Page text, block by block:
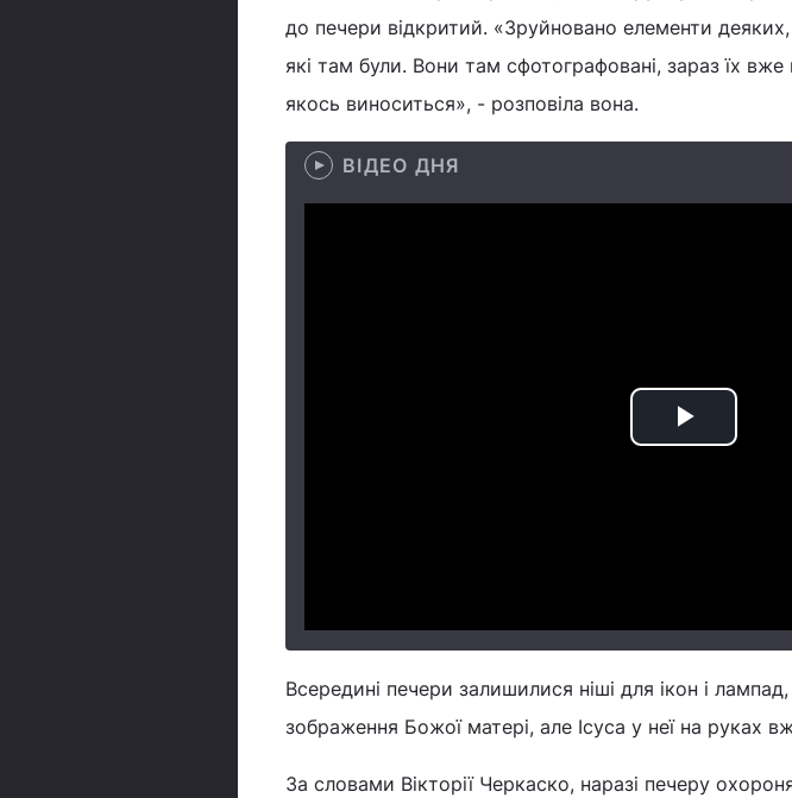
до печери відкритий. «Зруйновано елементи
які там були. Вони там сфотографовані, зараз їх
якось виноситься», - розповіла вона.
ВІДЕО ДНЯ
Play
Всередині печери залишилися ніші для ікон і
зображення Божої матері, але Ісуса у неї на руках
За словами Вікторії Черкаско, наразі печеру